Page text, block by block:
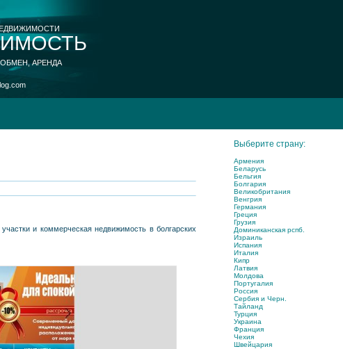
АРЕНДА
и коммерческая недвижимость в болгарских
Выберите страну:
Армения
Беларусь
Бельгия
Болгария
Великобритания
Венгрия
Германия
Греция
Грузия
Доминиканская рспб.
Израиль
Испания
Италия
Кипр
Латвия
Молдова
Португалия
Россия
Сербия и Черн.
Тайланд
Турция
Украина
Франция
Чехия
Швейцария